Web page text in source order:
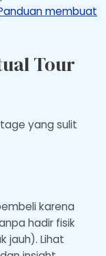
membuat
Tour
yang sulit
karena
hadir fisik
jauh). Lihat